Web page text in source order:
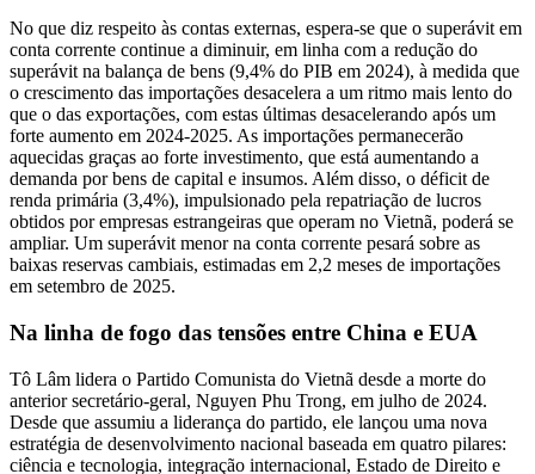
No que diz respeito às contas externas, espera-se que o superávit em
conta corrente continue a diminuir, em linha com a redução do
superávit na balança de bens (9,4% do PIB em 2024), à medida que
o crescimento das importações desacelera a um ritmo mais lento do
que o das exportações, com estas últimas desacelerando após um
forte aumento em 2024-2025. As importações permanecerão
aquecidas graças ao forte investimento, que está aumentando a
demanda por bens de capital e insumos. Além disso, o déficit de
renda primária (3,4%), impulsionado pela repatriação de lucros
obtidos por empresas estrangeiras que operam no Vietnã, poderá se
ampliar. Um superávit menor na conta corrente pesará sobre as
baixas reservas cambiais, estimadas em 2,2 meses de importações
em setembro de 2025.
Na linha de fogo das tensões entre China e EUA
Tô Lâm lidera o Partido Comunista do Vietnã desde a morte do
anterior secretário-geral, Nguyen Phu Trong, em julho de 2024.
Desde que assumiu a liderança do partido, ele lançou uma nova
estratégia de desenvolvimento nacional baseada em quatro pilares:
ciência e tecnologia, integração internacional, Estado de Direito e